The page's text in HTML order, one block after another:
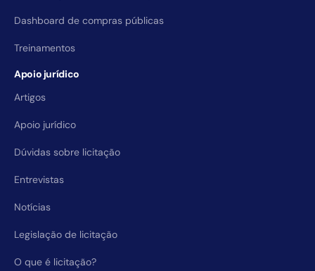
Dashboard de compras públicas
Treinamentos
Apoio jurídico
Artigos
Apoio jurídico
Dúvidas sobre licitação
Entrevistas
Notícias
Legislação de licitação
O que é licitação?